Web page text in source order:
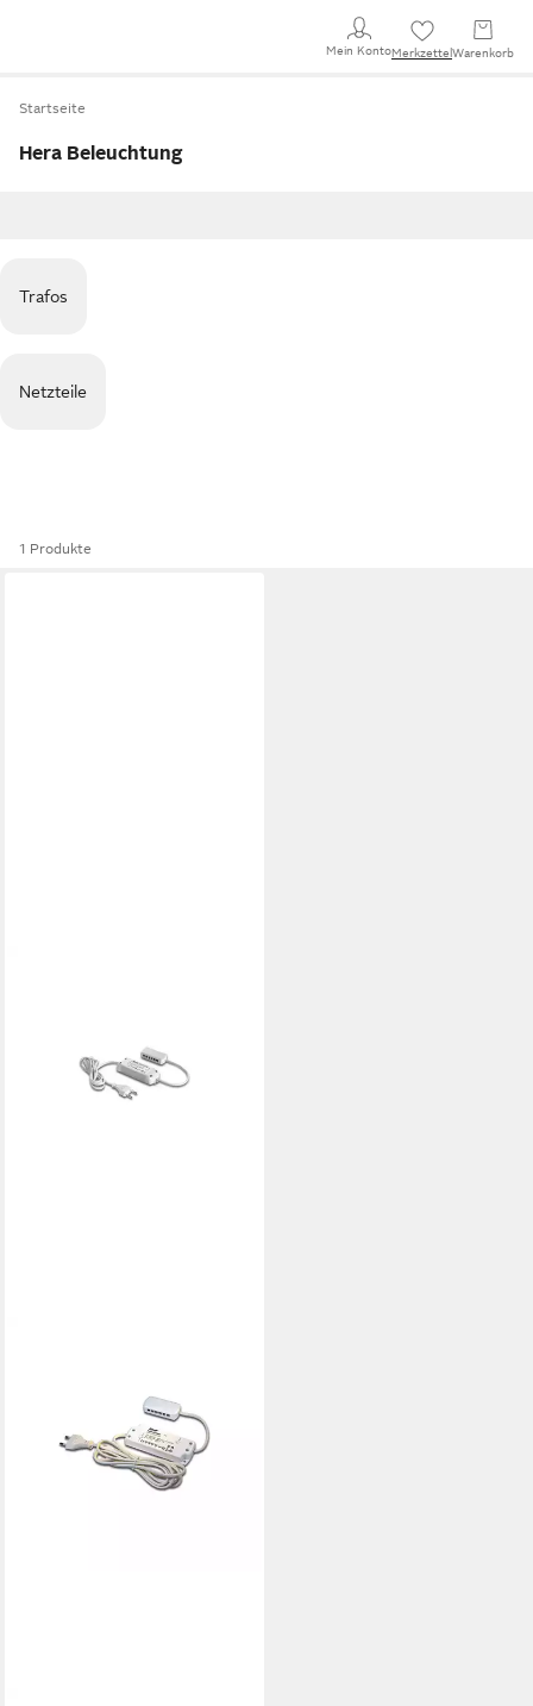
Mein KontoMerkzettel Warenkorb
Startseite
Hera Beleuchtung
Trafos
Netzteile
1 Produkte